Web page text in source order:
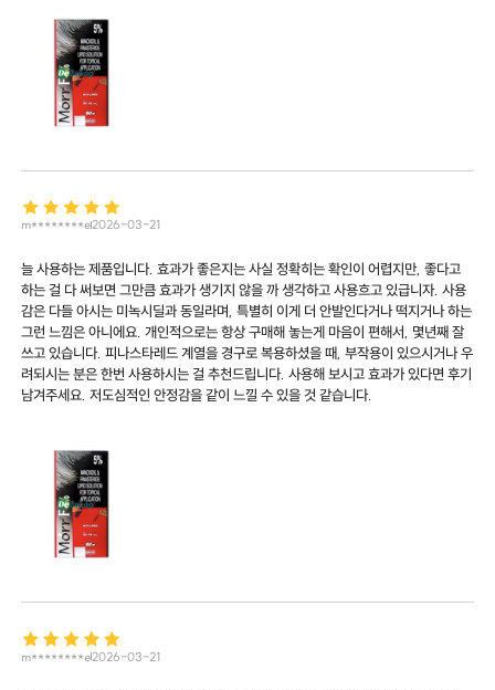
m********e2026-03-21
늘 사용하는 제품입니다. 효과가 좋은지는 사실 정확히는 확인이 어렵지만, 좋다고
하는 걸 다 써보면 그만큼 효과가 생기지 않을 까 생각하고 사용흐고 있급니자. 사용
감은 다들 아시는 미녹시딜과 동일라며, 특별히 이게 더 안발인다거나 떡지거나 하는
그런 느낌은 아니에요. 개인적으로는 항상 구매해 놓는게 마음이 편해서, 몇년째 잘
쓰고 있습니다. 피나스타레드 계열을 경구로 복용하셨을 때, 부작용이 있으시거나 우
려되시는 분은 한번 사용하시는 걸 추천드립니다. 사용해 보시고 효과가 있다면 후기
남겨주세요. 저도심적인 안정감을 같이 느낄 수 있을 것 같습니다.
m********e2026-03-21